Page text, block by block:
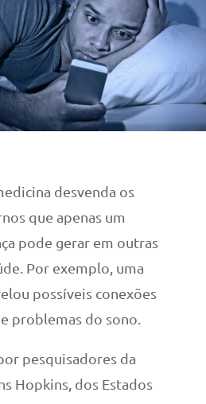
desvenda os
que apenas um
pode gerar em outras
Por exemplo, uma
possíveis conexões
problemas do sono.
pesquisadores da
Hopkins, dos Estados